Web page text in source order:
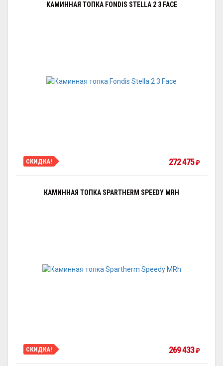
КАМИННАЯ ТОПКА FONDIS STELLA 2 3 FACE
СКИДКА! 272 475₽
КАМИННАЯ ТОПКА SPARTHERM SPEEDY MRH
СКИДКА! 269 433₽